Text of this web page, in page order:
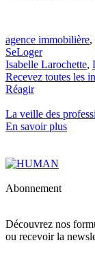
agence immobilière,
SeLoger
Isabelle Larochette,
Recevez toutes les
Réagir
La veille des
En savoir plus
Abonnement
Découvrez nos
ou recevoir la